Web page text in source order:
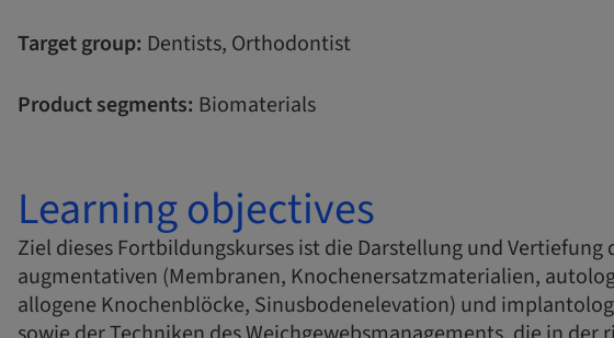
Target group: Dentists, Orthodontist
Product segments: Biomaterials
Learning objectives
Ziel dieses Fortbildungskurses ist die Darstellung und Vertiefung
augmentativen (Membranen, Knochenersatzmaterialien,
allogene Knochenblöcke, Sinusbodenelevation) und